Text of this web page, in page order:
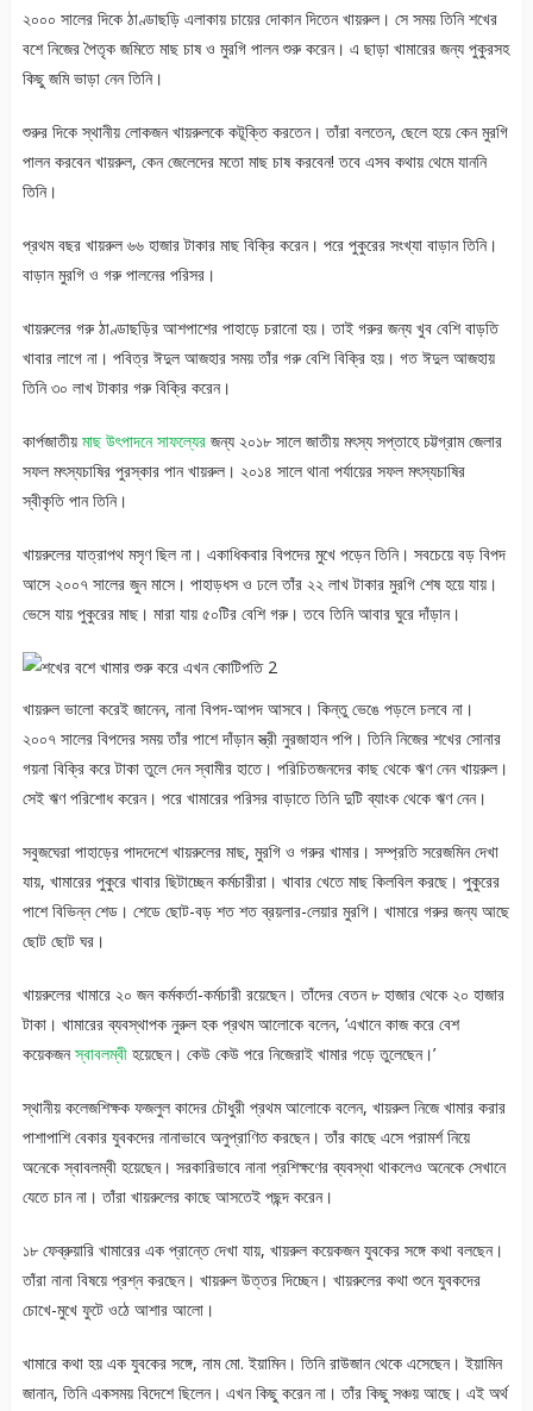
২০০০ সালের দিকে ঠাণ্ডাছড়ি এলাকায় চায়ের দোকান দিতেন খায়রুল। সে সময় তিনি শখের
বশে নিজের পৈতৃক জমিতে মাছ চাষ ও মুরগি পালন শুরু করেন। এ ছাড়া খামারের জন্য পুকুরসহ
কিছু জমি ভাড়া নেন তিনি।
শুরুর দিকে স্থানীয় লোকজন খায়রুলকে কটূক্তি করতেন। তাঁরা বলতেন, ছেলে হয়ে কেন মুরগি
পালন করবেন খায়রুল, কেন জেলেদের মতো মাছ চাষ করবেন! তবে এসব কথায় থেমে যাননি
তিনি।
প্রথম বছর খায়রুল ৬৬ হাজার টাকার মাছ বিক্রি করেন। পরে পুকুরের সংখ্যা বাড়ান তিনি।
বাড়ান মুরগি ও গরু পালনের পরিসর।
খায়রুলের গরু ঠাণ্ডাছড়ির আশপাশের পাহাড়ে চরানো হয়। তাই গরুর জন্য খুব বেশি বাড়তি
খাবার লাগে না। পবিত্র ঈদুল আজহার সময় তাঁর গরু বেশি বিক্রি হয়। গত ঈদুল আজহায়
তিনি ৩০ লাখ টাকার গরু বিক্রি করেন।
কার্পজাতীয় মাছ উৎপাদনে সাফল্যেরজন্য ২০১৮ সালে জাতীয় মৎস্য সপ্তাহে চট্টগ্রাম জেলার
সফল মৎস্যচাষির পুরস্কার পান খায়রুল। ২০১৪ সালে থানা পর্যায়ের সফল মৎস্যচাষির
স্বীকৃতি পান তিনি।
খায়রুলের যাত্রাপথ মসৃণ ছিল না। একাধিকবার বিপদের মুখে পড়েন তিনি। সবচেয়ে বড় বিপদ
আসে ২০০৭ সালের জুন মাসে। পাহাড়ধস ও ঢলে তাঁর ২২ লাখ টাকার মুরগি শেষ হয়ে যায়।
ভেসে যায় পুকুরের মাছ। মারা যায় ৫০টির বেশি গরু। তবে তিনি আবার ঘুরে দাঁড়ান।
খায়রুল ভালো করেই জানেন, নানা বিপদ-আপদ আসবে। কিন্তু ভেঙে পড়লে চলবে না।
২০০৭ সালের বিপদের সময় তাঁর পাশে দাঁড়ান স্ত্রী নুরজাহান পপি। তিনি নিজের শখের সোনার
গয়না বিক্রি করে টাকা তুলে দেন স্বামীর হাতে। পরিচিতজনদের কাছ থেকে ঋণ নেন খায়রুল।
সেই ঋণ পরিশোধ করেন। পরে খামারের পরিসর বাড়াতে তিনি দুটি ব্যাংক থেকে ঋণ নেন।
সবুজঘেরা পাহাড়ের পাদদেশে খায়রুলের মাছ, মুরগি ও গরুর খামার। সম্প্রতি সরেজমিন দেখা
যায়, খামারের পুকুরে খাবার ছিটাচ্ছেন কর্মচারীরা। খাবার খেতে মাছ কিলবিল করছে। পুকুরের
পাশে বিভিন্ন শেড। শেডে ছোট-বড় শত শত ব্রয়লার-লেয়ার মুরগি। খামারে গরুর জন্য আছে
ছোট ছোট ঘর।
খায়রুলের খামারে ২০ জন কর্মকর্তা-কর্মচারী রয়েছেন। তাঁদের বেতন ৮ হাজার থেকে ২০ হাজার
টাকা। খামারের ব্যবস্থাপক নুরুল হক প্রথম আলোকে বলেন, ‘এখানে কাজ করে বেশ
কয়েকজনস্বাবলম্বী হয়েছেন। কেউ কেউ পরে নিজেরাই খামার গড়ে তুলেছেন।’
স্থানীয় কলেজশিক্ষক ফজলুল কাদের চৌধুরী প্রথম আলোকে বলেন, খায়রুল নিজে খামার করার
পাশাপাশি বেকার যুবকদের নানাভাবে অনুপ্রাণিত করছেন। তাঁর কাছে এসে পরামর্শ নিয়ে
অনেকে স্বাবলম্বী হয়েছেন। সরকারিভাবে নানা প্রশিক্ষণের ব্যবস্থা থাকলেও অনেকে সেখানে
যেতে চান না। তাঁরা খায়রুলের কাছে আসতেই পছন্দ করেন।
১৮ ফেব্রুয়ারি খামারের এক প্রান্তে দেখা যায়, খায়রুল কয়েকজন যুবকের সঙ্গে কথা বলছেন।
তাঁরা নানা বিষয়ে প্রশ্ন করছেন। খায়রুল উত্তর দিচ্ছেন। খায়রুলের কথা শুনে যুবকদের
চোখে-মুখে ফুটে ওঠে আশার আলো।
খামারে কথা হয় এক যুবকের সঙ্গে, নাম মো. ইয়ামিন। তিনি রাউজান থেকে এসেছেন। ইয়ামিন
জানান, তিনি একসময় বিদেশে ছিলেন। এখন কিছু করেন না। তাঁর কিছু সঞ্চয় আছে। এই অর্থ